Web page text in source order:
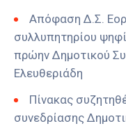
Απόφαση Δ.Σ.
συλλυπητηρίου
πρώην Δημοτικού
Ελευθεριάδη
Πίνακας
συνεδρίασης